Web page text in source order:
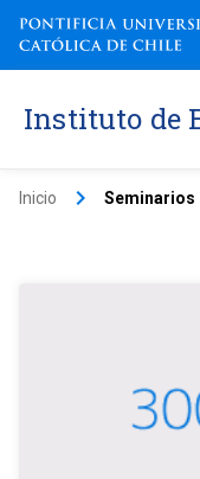
Instituto de
Inicio keyboard_arrow_right Seminarios